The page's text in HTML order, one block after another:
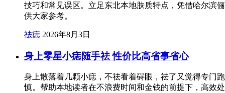
技巧和常见误区。立足东北本地肤质特点，凭借哈尔滨
供大家参考。
祛痣 2026年8月3日
身上零星小痣随手祛 性价比高省事省心
身上散落着几颗小痣，不祛看着碍眼，祛了又觉得专门
慎。帮助本地读者在不浪费时间和金钱的前提下，高效